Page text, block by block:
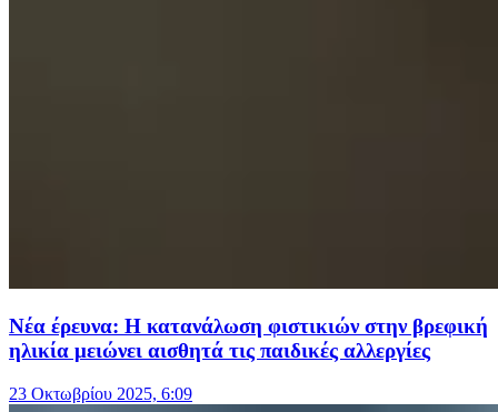
Νέα έρευνα: Η κατανάλωση φιστικιών στην βρεφική
ηλικία μειώνει αισθητά τις παιδικές αλλεργίες
23 Οκτωβρίου 2025, 6:09